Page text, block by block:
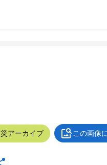
災アーカイブ この画像